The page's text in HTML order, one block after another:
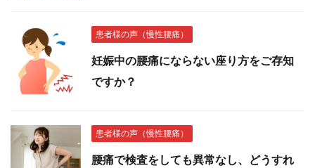
患者様の声（慢性腰痛）
妊娠中の腰痛にならない座り方をご存知
ですか？
患者様の声（慢性腰痛）
腰痛で検査をしても異常なし、どうすれ